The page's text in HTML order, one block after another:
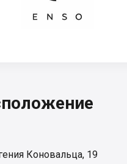
Коновальца, 19